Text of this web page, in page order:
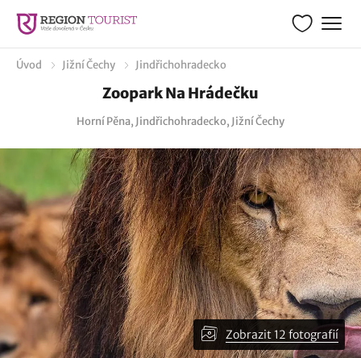
Úvod Jižní Čechy Jindřichohradecko
Zoopark Na Hrádečku
Horní Pěna, Jindřichohradecko, Jižní Čechy
Zobrazit 12 fotografií